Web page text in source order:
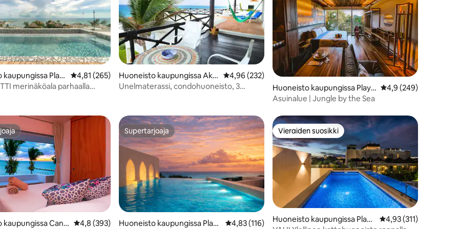
5, 189 arvostelua
kaupungissa Play
Keskimääräinen arvio 4,81/5, 265 arvostelua
4,81 (265)
merinäköala parhaalla
Huoneisto kaupungissa Aku
mal
Keskimääräinen arvio 4,96/5, 232 arvostelua
4,96 (232)
Unelmaterassi, condohuoneisto, 3
Huoneisto kaupungissa Playa
del Carmen
Keskimääräinen
4,9 (249)
Asuinalue | Jungle by the Sea
kaupungissa Canc
Keskimääräinen arvio 4,8/5, 393 arvostelua
4,8 (393)
Supertarjoaja
Supertarjoaja
Huoneisto kaupungissa Playa
Keskimääräinen arvio 4,83/5, 116 arvostelua
4,83 (116)
Vieraiden suosikki
Vieraiden suosikki
Huoneisto kaupungissa Playa
Keskimääräinen arvio
4,93 (311)